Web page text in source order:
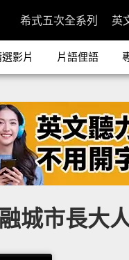
希式五次全系列 英
影片 片語俚語
城市長大